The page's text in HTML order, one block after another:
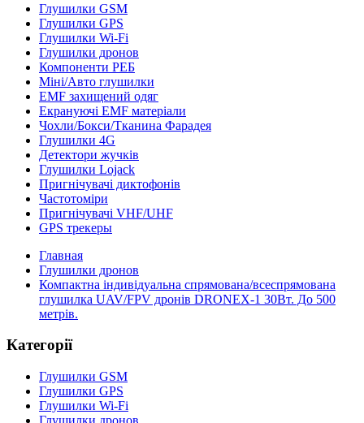
Глушилки GSM
Глушилки GPS
Глушилки Wi-Fi
Глушилки дронов
Компоненти РЕБ
Міні/Авто глушилки
EMF захищений одяг
Екрануючі EMF матеріали
Чохли/Бокси/Тканина Фарадея
Глушилки 4G
Детектори жучків
Глушилки Lojack
Пригнічувачі диктофонів
Частотоміри
Пригнічувачі VHF/UHF
GPS трекеры
Главная
Глушилки дронов
Компактна індивідуальна спрямована/всеспрямована
глушилка UAV/FPV дронів DRONEX-1 30Вт. До 500
метрів.
Категорії
Глушилки GSM
Глушилки GPS
Глушилки Wi-Fi